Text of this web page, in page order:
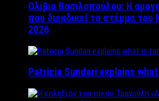
Ολίβια Βασιλοπούλου: Η
που διεκδικεί το στέμμα
2026
Patricia Sundari explains